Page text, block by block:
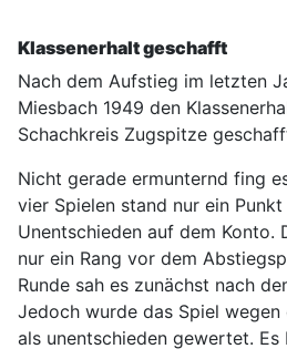
Klassenerhalt geschafft
Nach dem Aufstieg im letzten
Miesbach 1949 den
Schachkreis Zugspitze
Nicht gerade ermunternd fing
vier Spielen stand nur ein
Unentschieden auf dem Konto.
nur ein Rang vor dem
Runde sah es zunächst nach
Jedoch wurde das Spiel wegen
als unentschieden gewertet.